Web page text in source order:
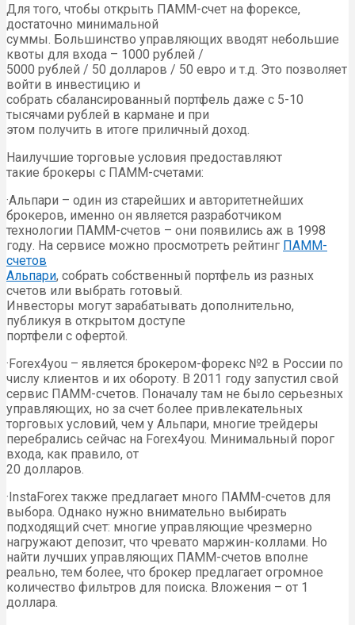
Для того, чтобы открыть ПАММ-счет на форексе,
достаточно минимальной
суммы. Большинство управляющих вводят небольшие
квоты для входа – 1000 рублей /
5000 рублей / 50 долларов / 50 евро и т.д. Это позволяет
войти в инвестицию и
собрать сбалансированный портфель даже с 5-10
тысячами рублей в кармане и при
этом получить в итоге приличный доход.
Наилучшие торговые условия предоставляют
такие брокеры с ПАММ-счетами:
·Альпари – один из старейших и авторитетнейших
брокеров, именно он является разработчиком
технологии ПАММ-счетов – они появились аж в 1998
году. На сервисе можно просмотреть рейтинг ПАММ-
счетов
Альпари, собрать собственный портфель из разных
счетов или выбрать готовый.
Инвесторы могут зарабатывать дополнительно,
публикуя в открытом доступе
портфели с офертой.
·Forex4you – является брокером-форекс №2 в России по
числу клиентов и их обороту. В 2011 году запустил свой
сервис ПАММ-счетов. Поначалу там не было серьезных
управляющих, но за счет более привлекательных
торговых условий, чем у Альпари, многие трейдеры
перебрались сейчас на Forex4you. Минимальный порог
входа, как правило, от
20 долларов.
·InstaForex также предлагает много ПАММ-счетов для
выбора. Однако нужно внимательно выбирать
подходящий счет: многие управляющие чрезмерно
нагружают депозит, что чревато маржин-коллами. Но
найти лучших управляющих ПАММ-счетов вполне
реально, тем более, что брокер предлагает огромное
количество фильтров для поиска. Вложения – от 1
доллара.